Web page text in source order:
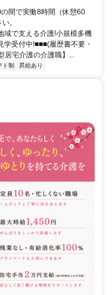
間で実働8時間（休憩60
。
域で支える介護!小規模多機
受付中!■■■(履歴書不要・
宅介護の介護職】...
ト制 昇給あり